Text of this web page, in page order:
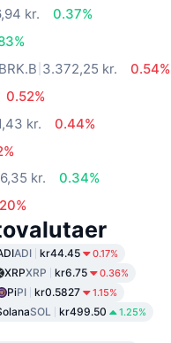
kr.
0.37%
BRK.B 3.372,25 kr.
0.54%
0.52%
kr.
0.44%
kr.
0.34%
ADI kr44.45 0.17%
XRPXRP kr6.75 0.36%
PiPI kr0.5827 1.15%
SOL kr499.50 1.25%